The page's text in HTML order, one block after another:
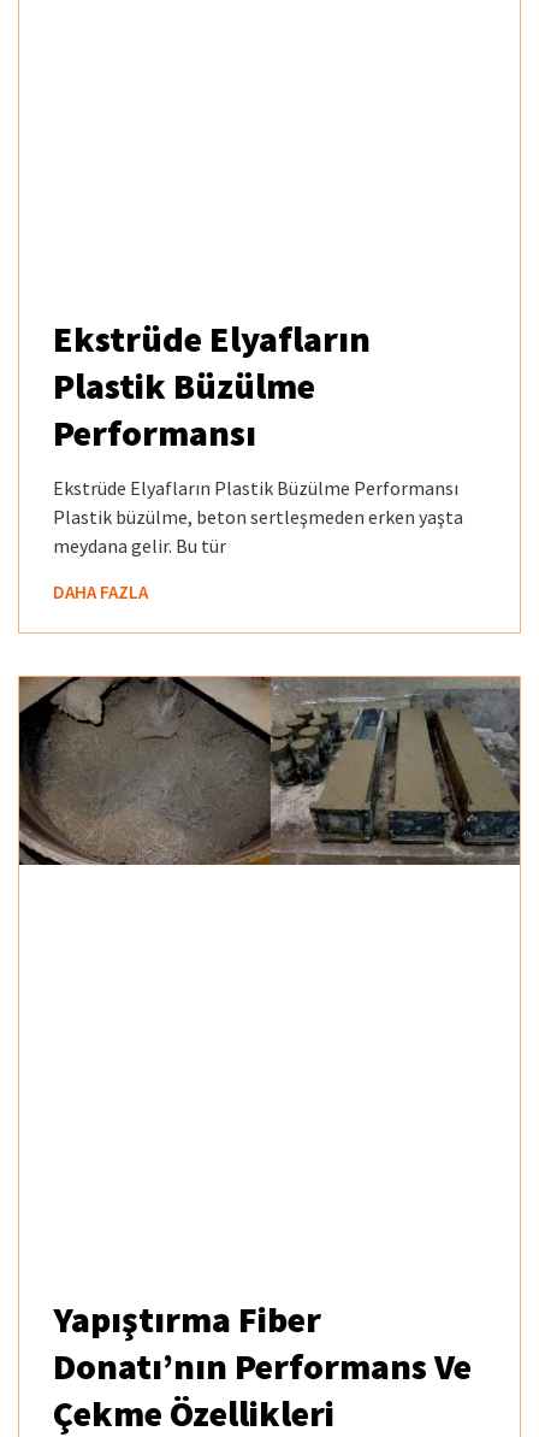
Ekstrüde Elyafların
Plastik Büzülme
Performansı
Ekstrüde Elyafların Plastik Büzülme Performansı
Plastik büzülme, beton sertleşmeden erken yaşta
meydana gelir. Bu tür
DAHA FAZLA
Yapıştırma Fiber
Donatı’nın Performans Ve
Çekme Özellikleri​